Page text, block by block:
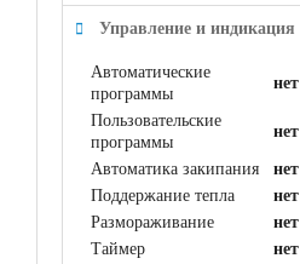
Управление и индикация
Автоматические
программы
нет
Пользовательские
программы
нет
Автоматика закипания
нет
Поддержание тепла
нет
Размораживание
нет
Таймер
нет